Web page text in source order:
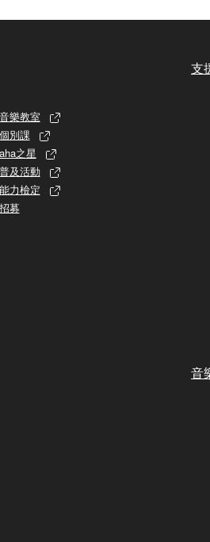
樂教室
別課
之星
及活動
力檢定
募
支
音